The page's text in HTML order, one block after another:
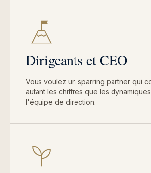
Dirigeants et CEO
Vous voulez un sparring partner qui
autant les chiffres que les
l'équipe de direction.